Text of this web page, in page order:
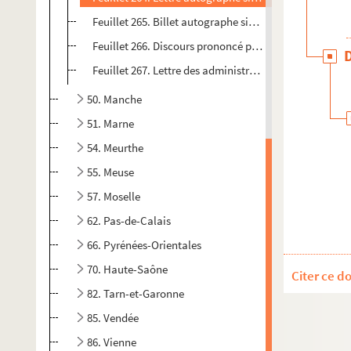
Feuillet 265. Billet autographe signé de
Feuillet 266. Discours prononcé par Filsac,
Feuillet 267. Lettre des administrateurs composant
50. Manche
51. Marne
54. Meurthe
55. Meuse
57. Moselle
62. Pas-de-Calais
66. Pyrénées-Orientales
70. Haute-Saône
82. Tarn-et-Garonne
85. Vendée
86. Vienne
Citer ce